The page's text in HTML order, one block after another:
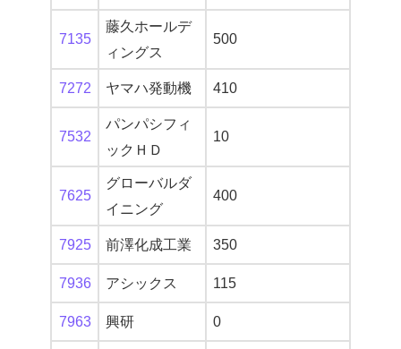
7135
藤久ホールデ
ィングス
500
7272 ヤマハ発動機 410
7532
パンパシフィ
ックＨＤ
10
7625
グローバルダ
イニング
400
7925 前澤化成工業 350
7936 アシックス 115
7963 興研 0